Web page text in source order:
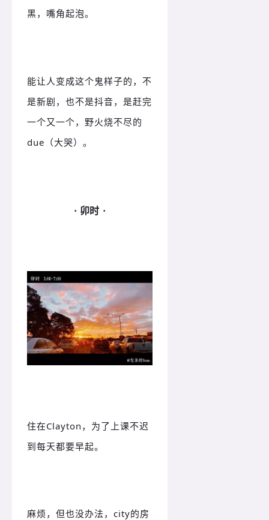
黑，嘴角起泡。
能让人变成这个鬼样子的，不
是新剧，也不是抖音，是赶完
一个又一个，野火烧不尽的
due（大哭）。
· 卯时 ·
住在Clayton，为了上课不迟
到每天都要早起。
麻烦，但也没办法，city的房